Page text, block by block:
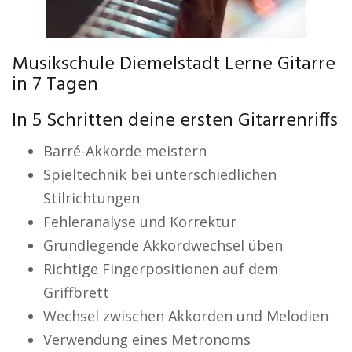
Musikschule Diemelstadt Lerne Gitarre
in 7 Tagen
In 5 Schritten deine ersten Gitarrenriffs
Barré-Akkorde meistern
Spieltechnik bei unterschiedlichen
Stilrichtungen
Fehleranalyse und Korrektur
Grundlegende Akkordwechsel üben
Richtige Fingerpositionen auf dem
Griffbrett
Wechsel zwischen Akkorden und Melodien
Verwendung eines Metronoms